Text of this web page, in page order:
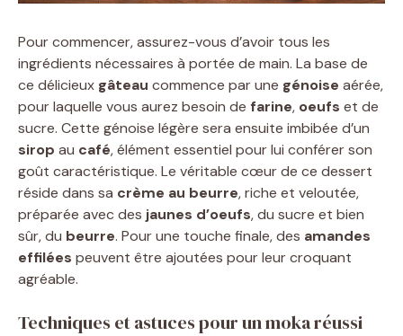
Pour commencer, assurez-vous d’avoir tous les
ingrédients nécessaires à portée de main. La base de
ce délicieux gâteau commence par une génoise aérée,
pour laquelle vous aurez besoin de farine, oeufs et de
sucre. Cette génoise légère sera ensuite imbibée d’un
sirop au café, élément essentiel pour lui conférer son
goût caractéristique. Le véritable cœur de ce dessert
réside dans sa crème au beurre, riche et veloutée,
préparée avec des jaunes d’oeufs, du sucre et bien
sûr, du beurre. Pour une touche finale, des amandes
effilées peuvent être ajoutées pour leur croquant
agréable.
Techniques et astuces pour un moka réussi